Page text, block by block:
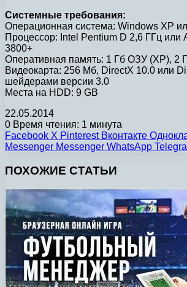
Системные требования:
Операционная система: Windows XP
Процессор: Intel Pentium D 2,6 ГГц или
3800+
Оперативная память: 1 Гб ОЗУ (XP), 2
Видеокарта: 256 Мб, DirectX 10.0 или
шейдерами версии 3.0
Места на HDD: 9 GB
22.05.2014
0 Время чтения: 1 минута
Facebook X Pinterest Вконтакте
Messenger Messenger WhatsApp
ПОХОЖИЕ СТАТЬИ